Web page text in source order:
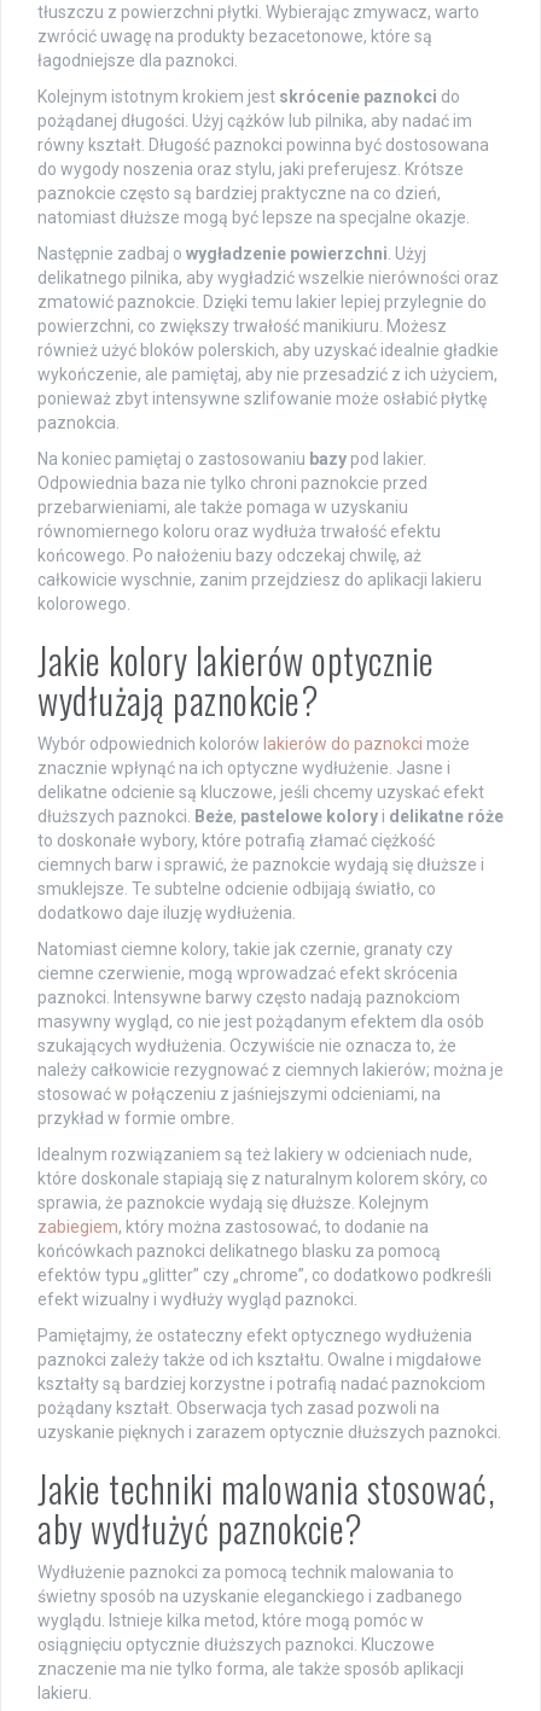
tłuszczu z powierzchni płytki. Wybierając zmywacz, warto
zwrócić uwagę na produkty bezacetonowe, które są
łagodniejsze dla paznokci.
Kolejnym istotnym krokiem jest skrócenie paznokci do
pożądanej długości. Użyj cążków lub pilnika, aby nadać im
równy kształt. Długość paznokci powinna być dostosowana
do wygody noszenia oraz stylu, jaki preferujesz. Krótsze
paznokcie często są bardziej praktyczne na co dzień,
natomiast dłuższe mogą być lepsze na specjalne okazje.
Następnie zadbaj o wygładzenie powierzchni. Użyj
delikatnego pilnika, aby wygładzić wszelkie nierówności oraz
zmatowić paznokcie. Dzięki temu lakier lepiej przylegnie do
powierzchni, co zwiększy trwałość manikiuru. Możesz
również użyć bloków polerskich, aby uzyskać idealnie gładkie
wykończenie, ale pamiętaj, aby nie przesadzić z ich użyciem,
ponieważ zbyt intensywne szlifowanie może osłabić płytkę
paznokcia.
Na koniec pamiętaj o zastosowaniu bazy pod lakier.
Odpowiednia baza nie tylko chroni paznokcie przed
przebarwieniami, ale także pomaga w uzyskaniu
równomiernego koloru oraz wydłuża trwałość efektu
końcowego. Po nałożeniu bazy odczekaj chwilę, aż
całkowicie wyschnie, zanim przejdziesz do aplikacji lakieru
kolorowego.
Jakie kolory lakierów optycznie
wydłużają paznokcie?
Wybór odpowiednich kolorów lakierów do paznokci może
znacznie wpłynąć na ich optyczne wydłużenie. Jasne i
delikatne odcienie są kluczowe, jeśli chcemy uzyskać efekt
dłuższych paznokci. Beże, pastelowe kolory i delikatne róże
to doskonałe wybory, które potrafią złamać ciężkość
ciemnych barw i sprawić, że paznokcie wydają się dłuższe i
smuklejsze. Te subtelne odcienie odbijają światło, co
dodatkowo daje iluzję wydłużenia.
Natomiast ciemne kolory, takie jak czernie, granaty czy
ciemne czerwienie, mogą wprowadzać efekt skrócenia
paznokci. Intensywne barwy często nadają paznokciom
masywny wygląd, co nie jest pożądanym efektem dla osób
szukających wydłużenia. Oczywiście nie oznacza to, że
należy całkowicie rezygnować z ciemnych lakierów; można je
stosować w połączeniu z jaśniejszymi odcieniami, na
przykład w formie ombre.
Idealnym rozwiązaniem są też lakiery w odcieniach nude,
które doskonale stapiają się z naturalnym kolorem skóry, co
sprawia, że paznokcie wydają się dłuższe. Kolejnym
zabiegiem, który można zastosować, to dodanie na
końcówkach paznokci delikatnego blasku za pomocą
efektów typu „glitter” czy „chrome”, co dodatkowo podkreśli
efekt wizualny i wydłuży wygląd paznokci.
Pamiętajmy, że ostateczny efekt optycznego wydłużenia
paznokci zależy także od ich kształtu. Owalne i migdałowe
kształty są bardziej korzystne i potrafią nadać paznokciom
pożądany kształt. Obserwacja tych zasad pozwoli na
uzyskanie pięknych i zarazem optycznie dłuższych paznokci.
Jakie techniki malowania stosować,
aby wydłużyć paznokcie?
Wydłużenie paznokci za pomocą technik malowania to
świetny sposób na uzyskanie eleganckiego i zadbanego
wyglądu. Istnieje kilka metod, które mogą pomóc w
osiągnięciu optycznie dłuższych paznokci. Kluczowe
znaczenie ma nie tylko forma, ale także sposób aplikacji
lakieru.